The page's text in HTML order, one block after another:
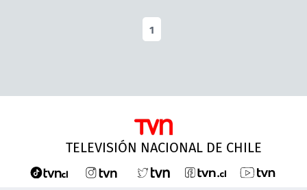
1
TELEVISIÓN NACIONAL DE CHILE